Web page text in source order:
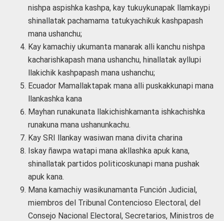
nishpa aspishka kashpa, kay tukuykunapak llamkaypi
shinallatak pachamama tatukyachikuk kashpapash
mana ushanchu;
Kay kamachiy ukumanta manarak alli kanchu nishpa
kacharishkapash mana ushanchu, hinallatak ayllupi
llakichik kashpapash mana ushanchu;
Ecuador Mamallaktapak mana alli puskakkunapi mana
llankashka kana
Mayhan runakunata llakichishkamanta ishkachishka
runakuna mana ushanunkachu.
Kay SRI llankay wasiwan mana divita charina
Iskay ñawpa watapi mana akllashka apuk kana,
shinallatak partidos politicoskunapi mana pushak
apuk kana.
Mana kamachiy wasikunamanta Función Judicial,
miembros del Tribunal Contencioso Electoral, del
Consejo Nacional Electoral, Secretarios, Ministros de